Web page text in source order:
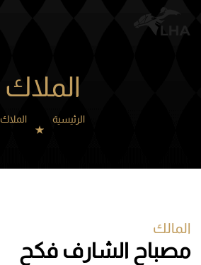
الملاك
الرئيسية الملاك
المالك
مصباح الشارف فكح